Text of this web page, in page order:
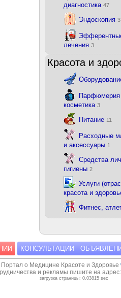
диагностика 47
Эндоскопия 3
лечения 3
Красота и
Парфюмерия
косметика 3
Питание 11
Расходные
и аксессуары 1
Средства
гигиены 2
Услуги
красота и
Фитнес,
КОНСУЛЬТАЦИИ
о Медицине Красоте и Здоровье
и рекламы пишите на
загрузка страницы: 0.03815 sec